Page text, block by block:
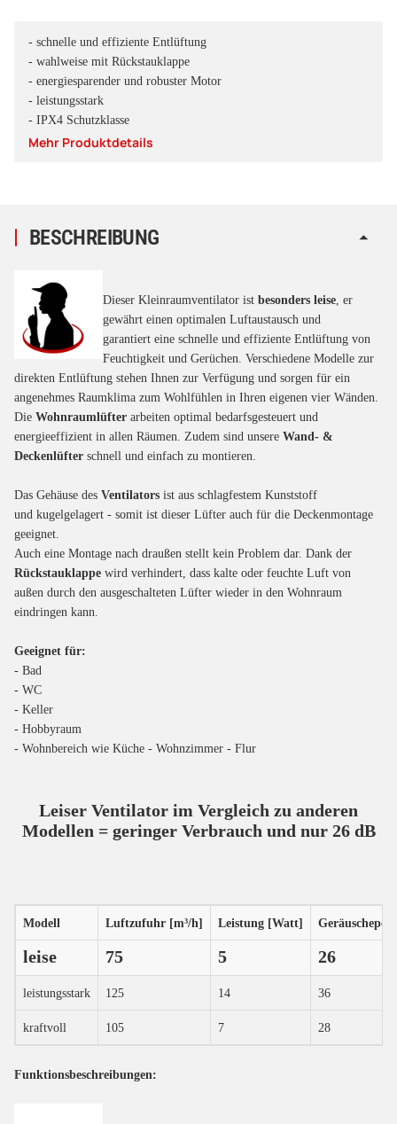
- schnelle und effiziente Entlüftung
- wahlweise mit Rückstauklappe
- energiesparender und robuster Motor
- leistungsstark
- IPX4 Schutzklasse
Mehr Produktdetails
BESCHREIBUNG
Dieser Kleinraumventilator ist besonders leise , er
gewährt einen optimalen Luftaustausch und
garantiert eine schnelle und effiziente Entlüftung von
Feuchtigkeit und Gerüchen. Verschiedene Modelle zur
direkten Entlüftung stehen Ihnen zur Verfügung und sorgen für ein
angenehmes Raumklima zum Wohlfühlen in Ihren eigenen vier Wänden.
Die Wohnraumlüfter arbeiten optimal bedarfsgesteuert und
energieeffizient in allen Räumen. Zudem sind unsere Wand- &
Deckenlüfter schnell und einfach zu montieren.
Das Gehäuse des Ventilators ist aus schlagfestem Kunststoff
und kugelgelagert - somit ist dieser Lüfter auch für die Deckenmontage
geeignet.
Auch eine Montage nach draußen stellt kein Problem dar. Dank der
Rückstauklappe wird verhindert, dass kalte oder feuchte Luft von
außen durch den ausgeschalteten Lüfter wieder in den Wohnraum
eindringen kann.
Geeignet für:
- Bad
- WC
- Keller
- Hobbyraum
- Wohnbereich wie Küche - Wohnzimmer - Flur
Leiser Ventilator im Vergleich zu anderen
Modellen = geringer Verbrauch und nur 26 dB
Modell Luftzufuhr [m³/h] Leistung [Watt]
leise 75 5 26
leistungsstark 125 14 36
kraftvoll 105 7 28
Funktionsbeschreibungen: